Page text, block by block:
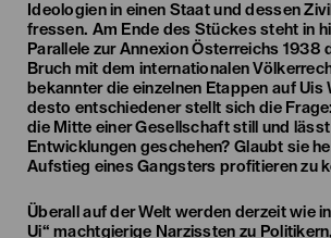
Ideologien in einen Staat und dessen
fressen. Am Ende des Stückes steht in
Parallele zur Annexion Österreichs 1938
Bruch mit dem internationalen
bekannter die einzelnen Etappen auf Uis
desto entschiedener stellt sich die
die Mitte einer Gesellschaft still und
Entwicklungen geschehen? Glaubt sie
Aufstieg eines Gangsters profitieren zu
Überall auf der Welt werden derzeit wie
Ui“ machtgierige Narzissten zu